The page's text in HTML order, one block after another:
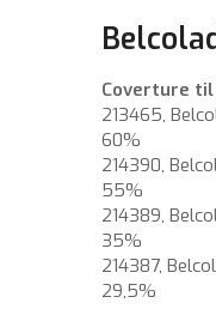
Coverture
213465,
60%
214390,
55%
214389,
35%
214387,
29,5%